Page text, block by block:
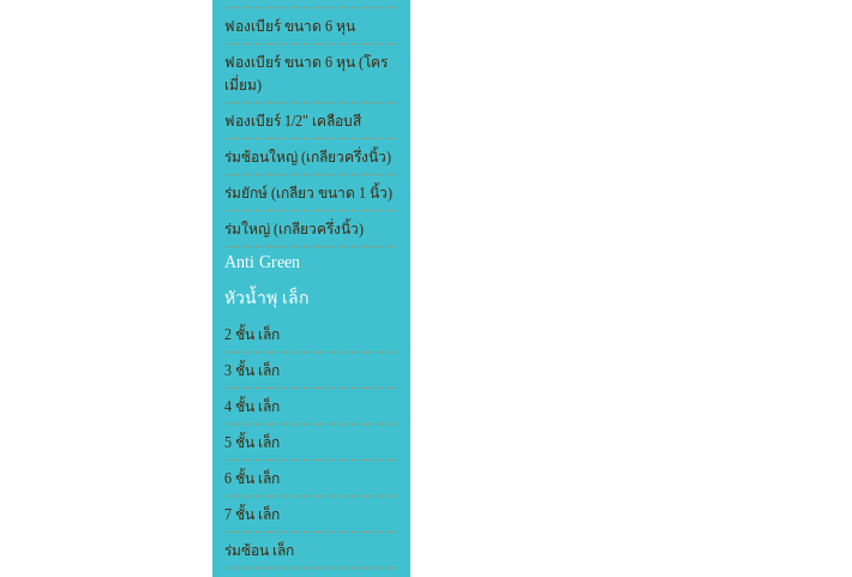
ฟองเบียร์ ขนาด 6 หุน
ฟองเบียร์ ขนาด 6 หุน (โคร
เมี่ยม)
ฟองเบียร์ 1/2" เคลือบสี
ร่มซ้อนใหญ่ (เกลียวครึ่งนิ้ว)
ร่มยักษ์ (เกลียว ขนาด 1 นิ้ว)
ร่มใหญ่ (เกลียวครึ่งนิ้ว)
Anti Green
หัวน้ำพุ เล็ก
2 ชั้น เล็ก
3 ชั้น เล็ก
4 ชั้น เล็ก
5 ชั้น เล็ก
6 ชั้น เล็ก
7 ชั้น เล็ก
ร่มซ้อน เล็ก